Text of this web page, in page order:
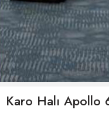
Karo Halı Apollo